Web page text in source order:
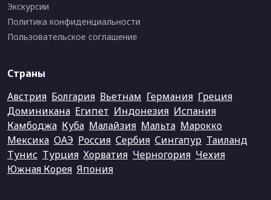
Экскурсии
Политика конфиденциальности
Пользовательское соглашение
Страны
Австрия Болгария Вьетнам Германия Греция
Доминикана Египет Индонезия Испания
Камбоджа Куба Малайзия Мальта Марокко
Мексика ОАЭ Россия Сербия Сингапур Таиланд
Тунис Турция Хорватия Черногория Чехия
Южная Корея Япония